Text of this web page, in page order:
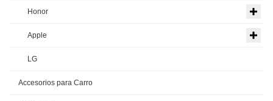
Honor
Apple
LG
Accesorios para Carro